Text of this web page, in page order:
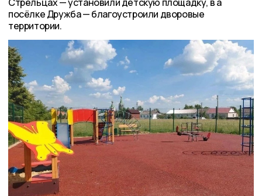
посёлке Дружба — благоустроили дворовые
территории.